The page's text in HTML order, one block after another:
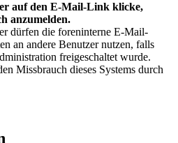
auf den E-Mail-Link klicke,
anzumelden.
dürfen die foreninterne E-Mail-
an andere Benutzer nutzen, falls
freigeschaltet wurde.
Missbrauch dieses Systems durch